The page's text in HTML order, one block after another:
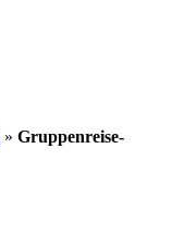
» Gruppenreise-